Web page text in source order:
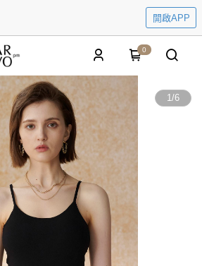
開啟APP
0
1/6